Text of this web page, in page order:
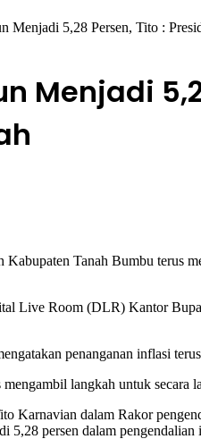
Menjadi 5,28 Persen, Tito :
Menjadi
Tanah Bumbu terus
Live Room (DLR) Kantor
penanganan inflasi
langkah untuk secara
Karnavian dalam Rakor
5,28 persen dalam pengendalian